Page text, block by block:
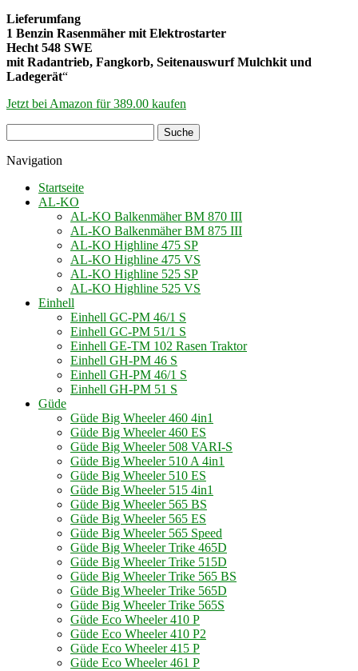
Lieferumfang
1 Benzin Rasenmäher mit Elektrostarter
Hecht 548 SWE
mit Radantrieb, Fangkorb, Seitenauswurf Mulchkit und
Ladegerät“
Jetzt bei Amazon für 389.00 kaufen
Navigation
Startseite
AL-KO
AL-KO Balkenmäher BM 870 III
AL-KO Balkenmäher BM 875 III
AL-KO Highline 475 SP
AL-KO Highline 475 VS
AL-KO Highline 525 SP
AL-KO Highline 525 VS
Einhell
Einhell GC-PM 46/1 S
Einhell GC-PM 51/1 S
Einhell GE-TM 102 Rasen Traktor
Einhell GH-PM 46 S
Einhell GH-PM 46/1 S
Einhell GH-PM 51 S
Güde
Güde Big Wheeler 460 4in1
Güde Big Wheeler 460 ES
Güde Big Wheeler 508 VARI-S
Güde Big Wheeler 510 A 4in1
Güde Big Wheeler 510 ES
Güde Big Wheeler 515 4in1
Güde Big Wheeler 565 BS
Güde Big Wheeler 565 ES
Güde Big Wheeler 565 Speed
Güde Big Wheeler Trike 465D
Güde Big Wheeler Trike 515D
Güde Big Wheeler Trike 565 BS
Güde Big Wheeler Trike 565D
Güde Big Wheeler Trike 565S
Güde Eco Wheeler 410 P
Güde Eco Wheeler 410 P2
Güde Eco Wheeler 415 P
Güde Eco Wheeler 461 P